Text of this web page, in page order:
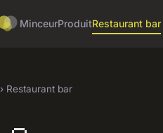
MinceurProduitRestaurant bar
› Restaurant bar